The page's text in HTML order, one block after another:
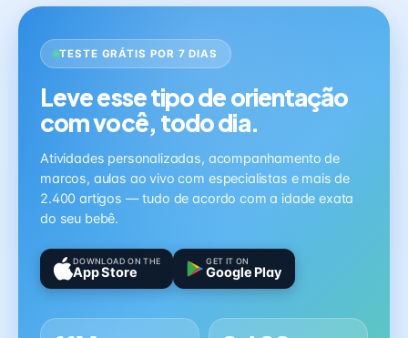
TESTE GRÁTIS POR 7 DIAS
Leve esse tipo de orientação
com você, todo dia.
Atividades personalizadas, acompanhamento de
marcos, aulas ao vivo com especialistas e mais de
2.400 artigos — tudo de acordo com a idade exata
do seu bebê.
DOWNLOAD ON THE
App Store
GET IT ON
Google Play